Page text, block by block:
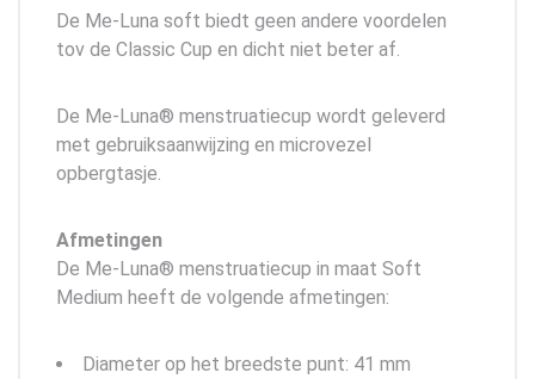
De Me-Luna soft biedt geen andere voordelen
tov de Classic Cup en dicht niet beter af.
De Me-Luna® menstruatiecup wordt geleverd
met gebruiksaanwijzing en microvezel
opbergtasje.
Afmetingen
De Me-Luna® menstruatiecup in maat Soft
Medium heeft de volgende afmetingen:
Diameter op het breedste punt: 41 mm